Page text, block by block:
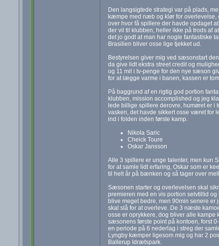
Den langsigtede strategi var på plads,
kæmpe med næb og klør for overlevelse,
over hvor få spillere der havde opdaget
der vil til klubben, heller ikke på trods af
det jo godt at man har nogle fantastiske
Brasilien bliver osse lige tjekket ud.
Bestyrelsen giver mig ved sæsonstart
da give lidt ekstra street credit og
og 11 mil i tv-penge for den nye sæson
for at lægge varme i banen, kassen er
På baggrund af en rigtig god portion
klubben, mission accomplished og jeg
lede billige spillere derovre, humøret er i
vasken, det havde sikkert osse været for
ind i folden inden første kamp.
Nikola Saric
Cheick Toure
Oskar Jansson
Alle 3 spillere er unge talenter, men kun
for at samle lidt erfaring, Oskar som er
til helt år på bænken og så tager over
Sæsonen starter og overlevelsen skal
premieren med en vis portion selvtillid
blive meget bedre, men 90min senere er
skal slå for at overleve. De 3 næste
osse er oprykkere, dog bliver alle kampe
sæsonens første point på kontoen, forst
en periode på 6 nederlag i streg der
Lyngby kæmper ligesom mig og har 2
Ballerup Idrætspark.